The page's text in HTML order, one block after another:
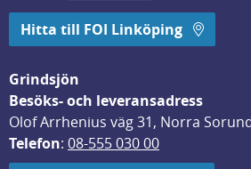
Hitta till FOI Linköping
Grindsjön
Besöks- och leveransadress
Olof Arrhenius väg 31, Norra
Telefon: 08-555 030 00